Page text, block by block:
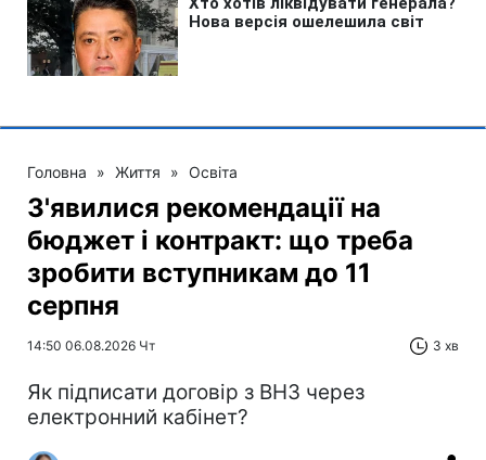
Головна » Життя » Освіта
З'явилися рекомендації на
бюджет і контракт: що треба
зробити вступникам до 11
серпня
14:50 06.08.2026 Чт 3 хв
Як підписати договір з ВНЗ через
електронний кабінет?